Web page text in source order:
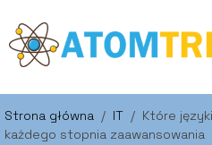
Strona główna / IT / Które
każdego stopnia zaawansowania